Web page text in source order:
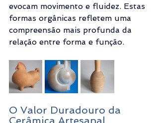
evocam movimento e fluidez. Estas
formas orgânicas refletem uma
compreensão mais profunda da
relação entre forma e função.
O Valor Duradouro da
Cerâmica Artesanal